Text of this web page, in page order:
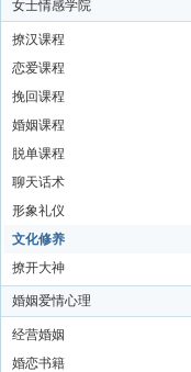
撩
妹
撩
汉
教
程
髓
功
女士情感学院
撩汉课程
恋爱课程
挽回课程
婚姻课程
脱单课程
聊天话术
形象礼仪
文化修养
撩开大神
婚姻爱情心理
经营婚姻
婚恋书籍